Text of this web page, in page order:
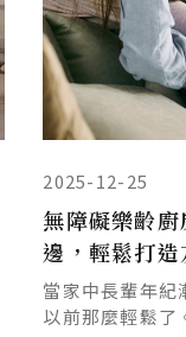
2025-12-25
無障礙樂齡
邊，輕鬆打造
當家中長輩年紀
以前那麼輕鬆了